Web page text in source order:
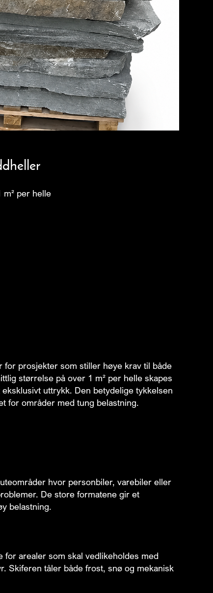
m² per helle
prosjekter som stiller høye krav til både
størrelse på over 1 m² per helle skapes
uttrykk. Den betydelige tykkelsen
for områder med tung belastning.
hvor personbiler, varebiler eller
De store formatene gir et
belastning.
arealer som skal vedlikeholdes med
Skiferen tåler både frost, snø og mekanisk